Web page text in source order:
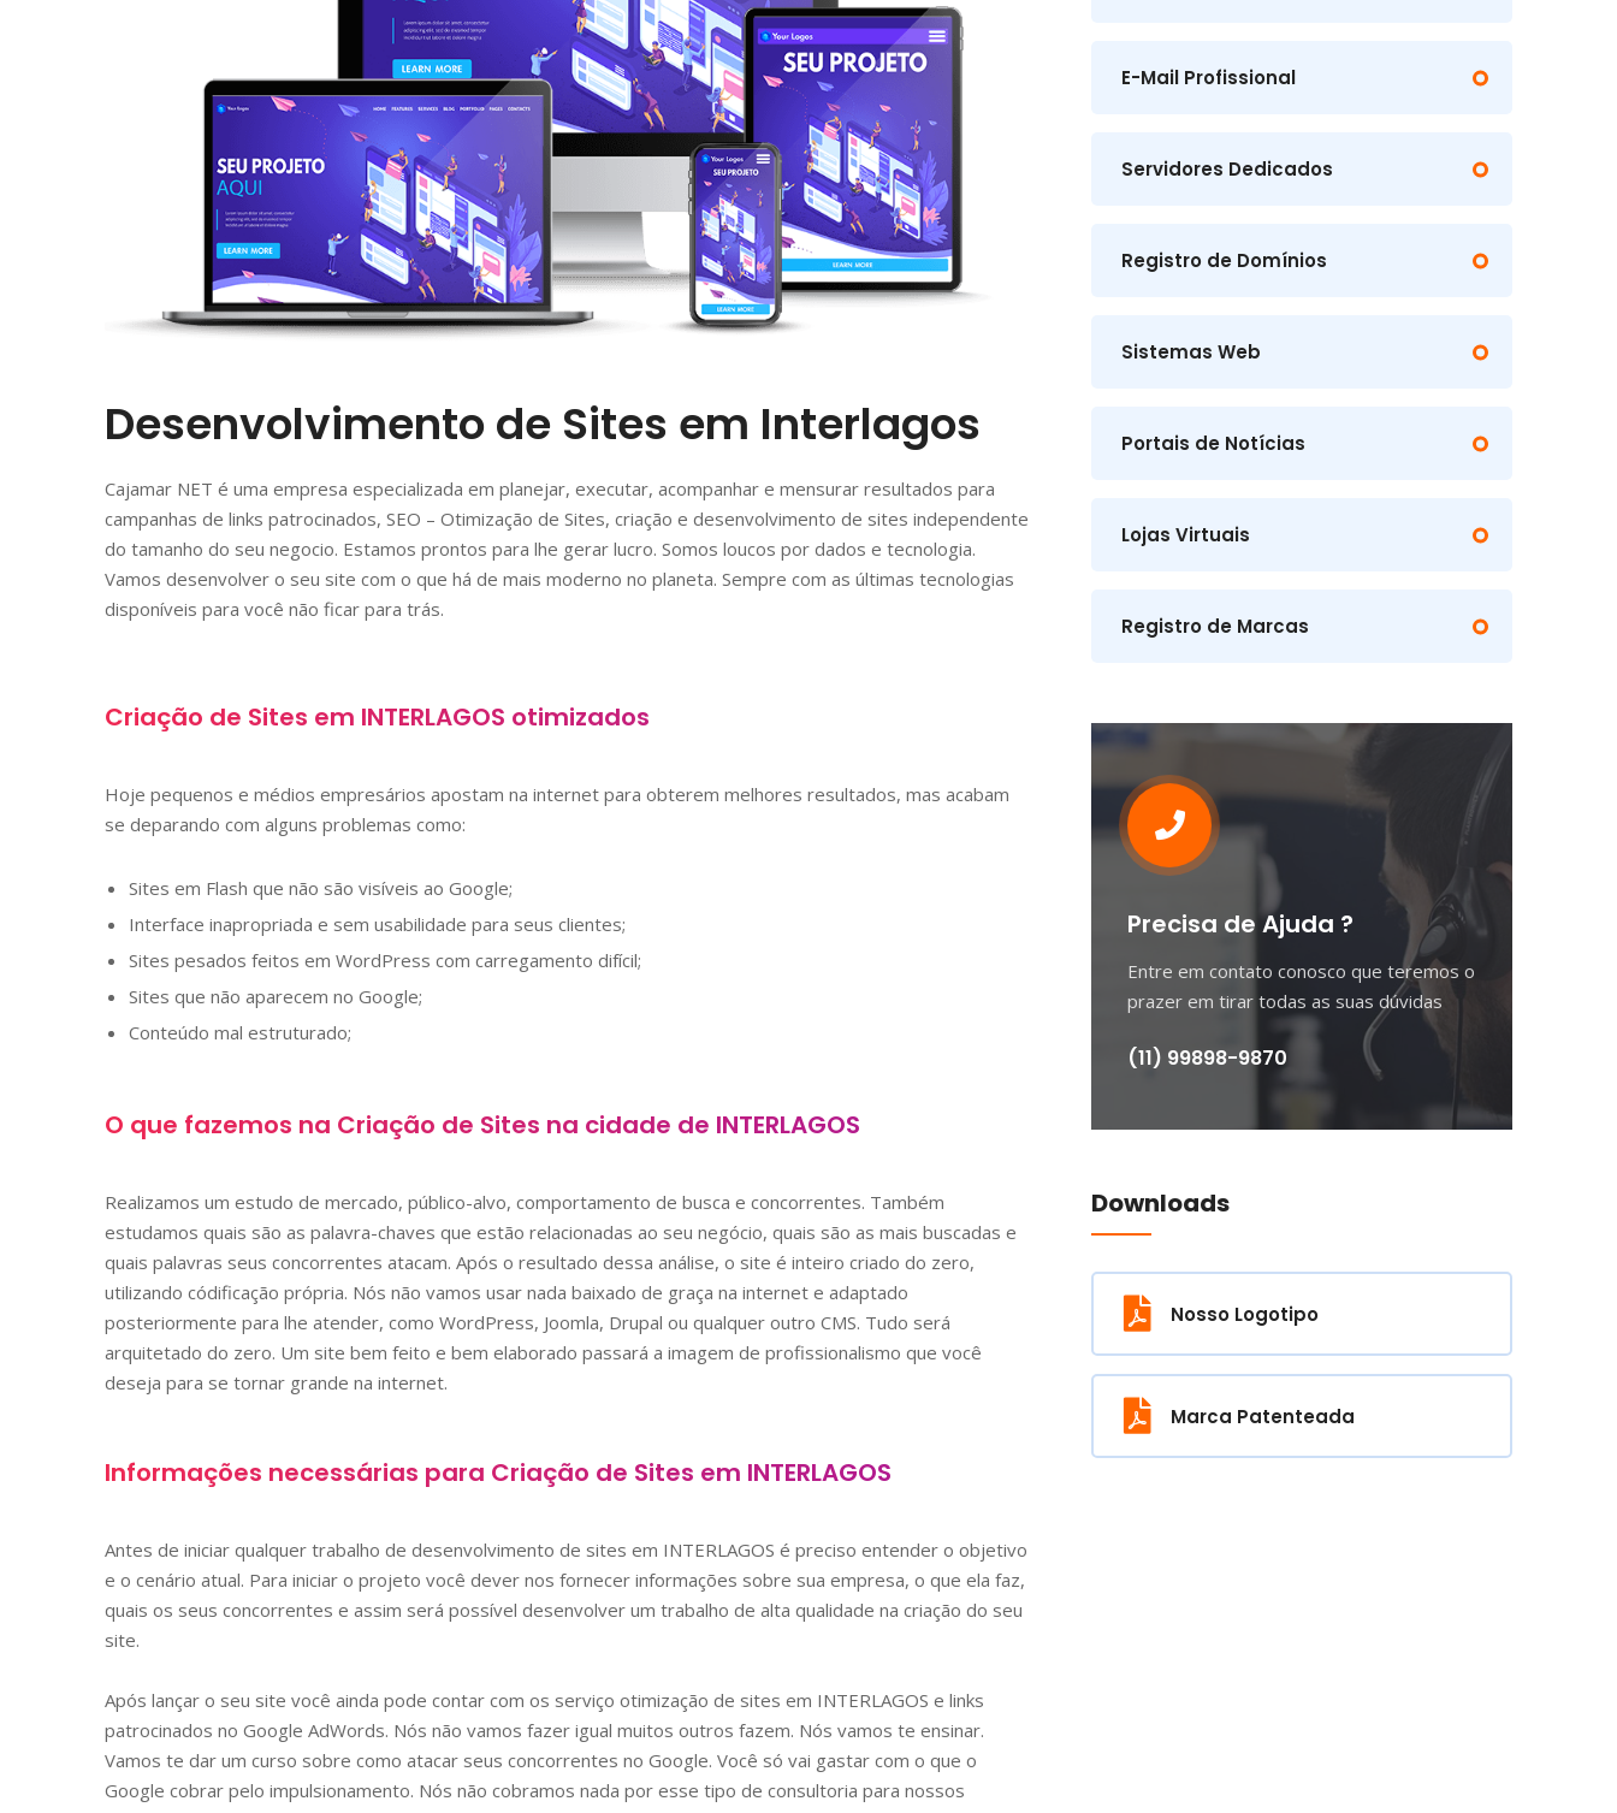
Desenvolvimento de Sites em Interlagos
Cajamar NET é uma empresa especializada em planejar, executar, acompanhar e mensurar resultados para
campanhas de links patrocinados, SEO – Otimização de Sites, criação e desenvolvimento de sites independente
do tamanho do seu negocio. Estamos prontos para lhe gerar lucro. Somos loucos por dados e tecnologia.
Vamos desenvolver o seu site com o que há de mais moderno no planeta. Sempre com as últimas tecnologias
disponíveis para você não ficar para trás.
Criação de Sites em INTERLAGOS otimizados
Hoje pequenos e médios empresários apostam na internet para obterem melhores resultados, mas acabam
se deparando com alguns problemas como:
Sites em Flash que não são visíveis ao Google;
Interface inapropriada e sem usabilidade para seus clientes;
Sites pesados feitos em WordPress com carregamento difícil;
Sites que não aparecem no Google;
Conteúdo mal estruturado;
O que fazemos na Criação de Sites na cidade de INTERLAGOS
Realizamos um estudo de mercado, público-alvo, comportamento de busca e concorrentes. Também
estudamos quais são as palavra-chaves que estão relacionadas ao seu negócio, quais são as mais buscadas e
quais palavras seus concorrentes atacam. Após o resultado dessa análise, o site é inteiro criado do zero,
utilizando códificação própria. Nós não vamos usar nada baixado de graça na internet e adaptado
posteriormente para lhe atender, como WordPress, Joomla, Drupal ou qualquer outro CMS. Tudo será
arquitetado do zero. Um site bem feito e bem elaborado passará a imagem de profissionalismo que você
deseja para se tornar grande na internet.
Informações necessárias para Criação de Sites em INTERLAGOS
Antes de iniciar qualquer trabalho de desenvolvimento de sites em INTERLAGOS é preciso entender o objetivo
e o cenário atual. Para iniciar o projeto você dever nos fornecer informações sobre sua empresa, o que ela faz,
quais os seus concorrentes e assim será possível desenvolver um trabalho de alta qualidade na criação do seu
site.
Após lançar o seu site você ainda pode contar com os serviço otimização de sites em INTERLAGOS e links
patrocinados no Google AdWords. Nós não vamos fazer igual muitos outros fazem. Nós vamos te ensinar.
Vamos te dar um curso sobre como atacar seus concorrentes no Google. Você só vai gastar com o que o
Google cobrar pelo impulsionamento. Nós não cobramos nada por esse tipo de consultoria para nossos
E-Mail Profissional
Servidores Dedicados
Registro de Domínios
Sistemas Web
Portais de Notícias
Lojas Virtuais
Registro de Marcas
Precisa de Ajuda ?
Entre em contato conosco que teremos o
prazer em tirar todas as suas dúvidas
(11) 99898-9870
Downloads
Nosso Logotipo
Marca Patenteada